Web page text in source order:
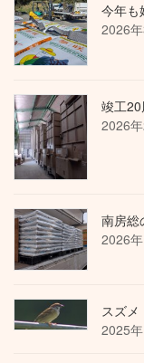
今年
2026
竣工
2026
南房
2026
スズ
2025